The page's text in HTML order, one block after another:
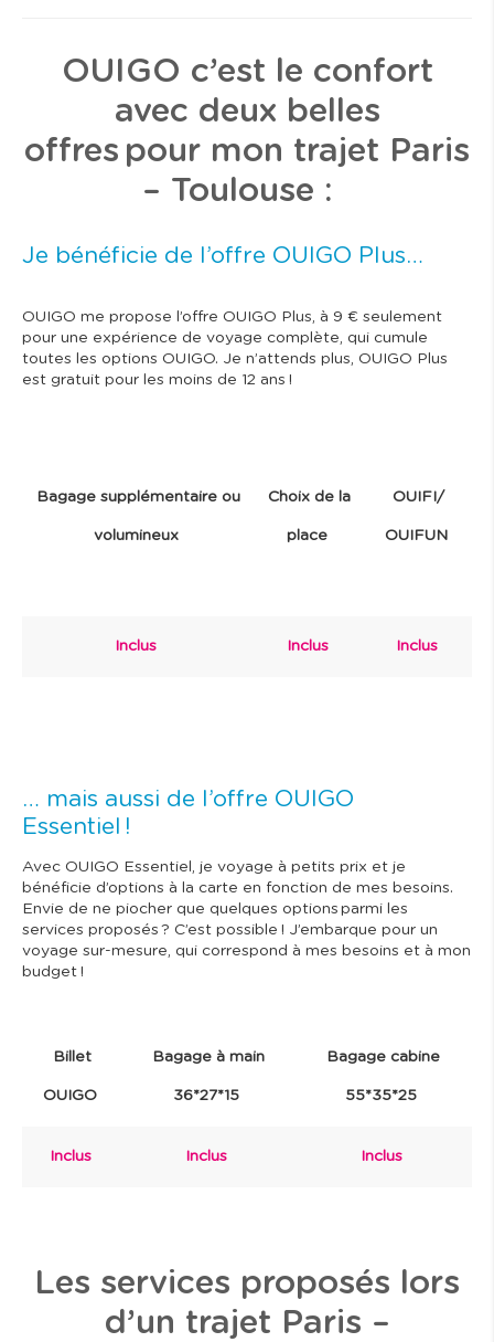
OUIGO c’est le confort
avec deux belles
offres pour mon trajet Paris
– Toulouse :
Je bénéficie de l’offre OUIGO Plus…
OUIGO me propose l’offre OUIGO Plus, à 9 € seulement
pour une expérience de voyage complète, qui cumule
toutes les options OUIGO. Je n’attends plus, OUIGO Plus
est gratuit pour les moins de 12 ans !
Bagage supplémentaire ou
volumineux
Choix de la
place
OUIFI/
OUIFUN
Inclus Inclus Inclus
… mais aussi de l’offre OUIGO
Essentiel !
Avec OUIGO Essentiel, je voyage à petits prix et je
bénéficie d’options à la carte en fonction de mes besoins.
Envie de ne piocher que quelques options parmi les
services proposés ? C’est possible ! J’embarque pour un
voyage sur-mesure, qui correspond à mes besoins et à mon
budget !
Billet
OUIGO
Bagage à main
36*27*15
Bagage cabine
55*35*25
Inclus Inclus Inclus
Les services proposés lors
d’un trajet Paris –